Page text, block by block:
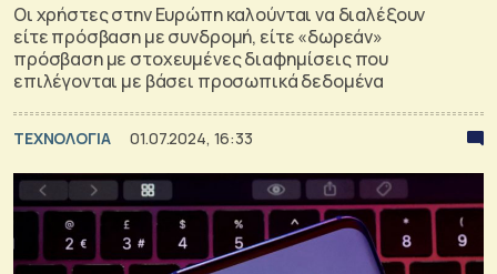
Οι χρήστες στην Ευρώπη καλούνται να διαλέξουν
είτε πρόσβαση με συνδρομή, είτε «δωρεάν»
πρόσβαση με στοχευμένες διαφημίσεις που
επιλέγονται με βάσει προσωπικά δεδομένα
ΤΕΧΝΟΛΟΓΙΑ 01.07.2024, 16:33